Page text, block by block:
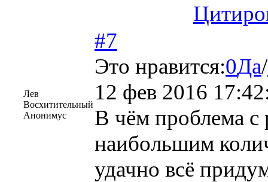
Лев
Восхитительный
Анонимус
#7
Это нравится:0Да/
12 фев 2016
В чём проблема с
наибольшим
удачно всё